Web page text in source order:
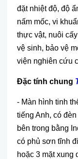
đặt nhiệt độ, độ
nấm mốc, vi
thực vật, nuôi
vệ sinh, bảo vệ
viện nghiên cứu
Đặc tính chung
- Màn hình tinh
tiếng Anh, có
bên trong bằng
có phủ sơn tĩnh
hoặc 3 mặt